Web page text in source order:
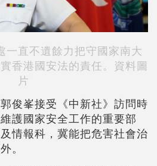
一直不遺餘力把守國家南大
香港國安法的責任。資料圖
片
俊峯接受《中新社》訪問時
護國家安全工作的重要部
情報科，冀能把危害社會治
。